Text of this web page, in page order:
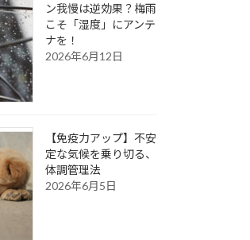
ン我慢は逆効果？梅雨
こそ「湿度」にアンテ
ナを！
2026年6月12日
【免疫力アップ】不安
定な気候を乗り切る、
体調管理法
2026年6月5日